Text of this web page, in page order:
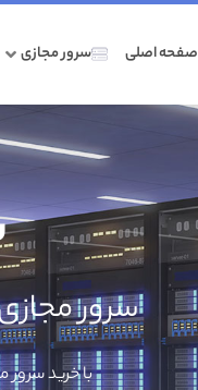
صفحه اصلی سرور مجازی
سرور
با خرید